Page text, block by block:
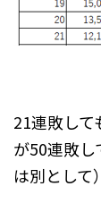
21連敗して
が50連敗
は別として